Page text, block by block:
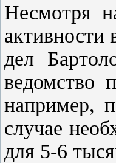
Несмотря
активности
дел
ведомство
например,
случае
для 5-6